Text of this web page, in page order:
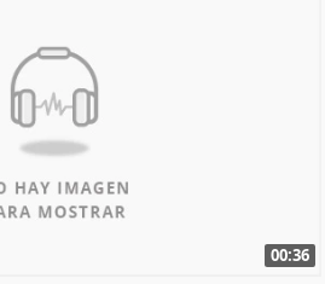
00:36